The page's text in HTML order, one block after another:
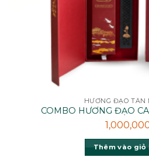
HƯƠNG ĐẠO TÂN
COMBO HƯƠNG ĐẠO
Thêm vào giỏ